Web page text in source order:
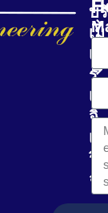
บ
เม
เ
ร์
เ
จิ
เ
ริ่ง
จ
E-